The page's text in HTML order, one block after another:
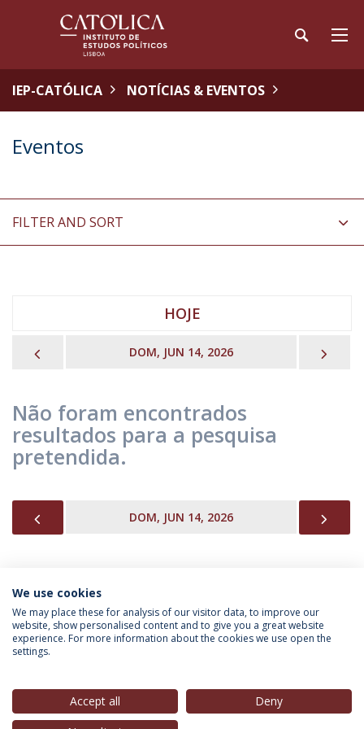
IEP-CATÓLICA NOTÍCIAS & EVENTOS
Eventos
FILTER AND SORT
HOJE
DOM, JUN 14, 2026
Não foram encontrados
resultados para a pesquisa
pretendida.
DOM, JUN 14, 2026
INFORMAÇÃO PARA
We use cookies
We may place these for analysis of our visitor data, to improve our
website, show personalised content and to give you a great website
experience. For more information about the cookies we use open the
settings.
Accept all
Deny